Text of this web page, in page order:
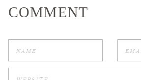
COMMENT